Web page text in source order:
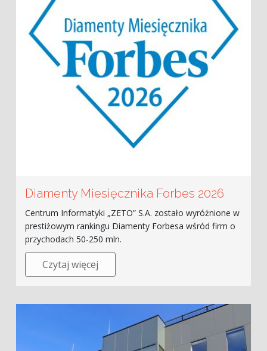
Diamenty Miesięcznika Forbes 2026
Centrum Informatyki „ZETO” S.A. zostało wyróżnione w
prestiżowym rankingu Diamenty Forbesa wśród firm o
przychodach 50-250 mln.
Czytaj więcej